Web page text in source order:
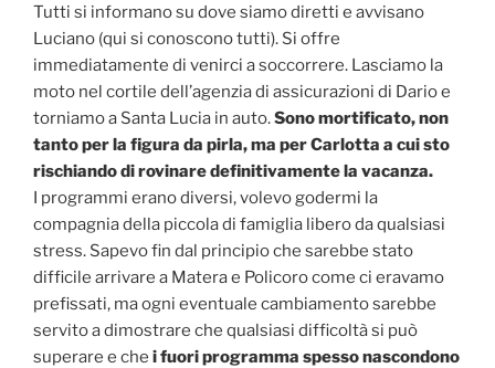
Tutti si informano su dove siamo diretti e avvisano
Luciano (qui si conoscono tutti). Si offre
immediatamente di venirci a soccorrere. Lasciamo la
moto nel cortile dell’agenzia di assicurazioni di Dario e
torniamo a Santa Lucia in auto.Sono mortificato, non
tanto per la figura da pirla, ma per Carlotta a cui sto
rischiando di rovinare definitivamente la vacanza.
I programmi erano diversi, volevo godermi la
compagnia della piccola di famiglia libero da qualsiasi
stress. Sapevo fin dal principio che sarebbe stato
difficile arrivare a Matera e Policoro come ci eravamo
prefissati, ma ogni eventuale cambiamento sarebbe
servito a dimostrare che qualsiasi difficoltà si può
superare e che i fuori programma spesso nascondono